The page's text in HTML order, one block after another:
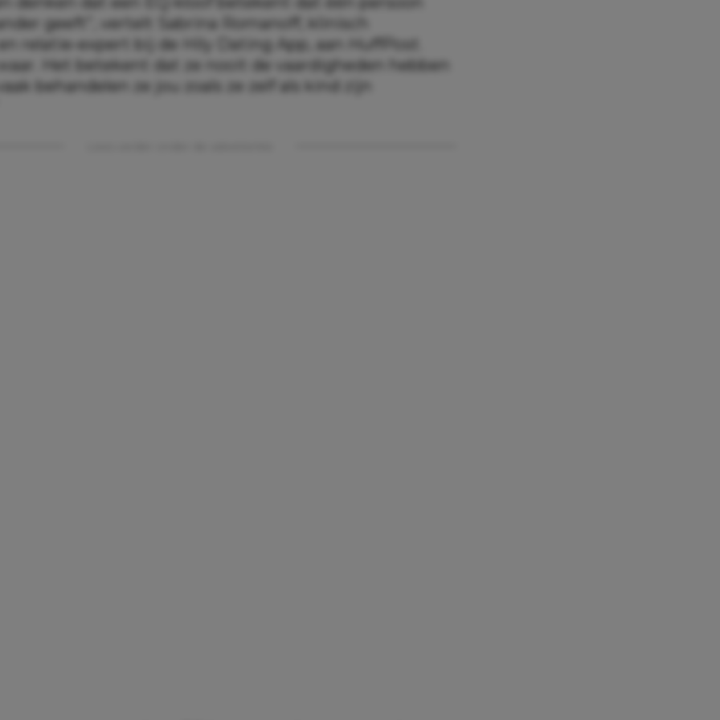
geeft”, vertelt Sabrina Romanoff, klinisch
relatie-expert bij de Hily Dating App, aan
HuffPost
Het betekent dat ze nooit de vaardigheden hebben
behandelen ze jou zoals ze zelf als kind zijn